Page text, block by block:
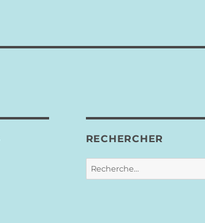
RECHERCHER
Recherche
pour :